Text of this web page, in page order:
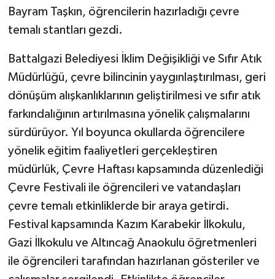
Bayram Taşkın, öğrencilerin hazırladığı çevre
temalı stantları gezdi.
Battalgazi Belediyesi İklim Değişikliği ve Sıfır Atık
Müdürlüğü, çevre bilincinin yaygınlaştırılması, geri
dönüşüm alışkanlıklarının geliştirilmesi ve sıfır atık
farkındalığının artırılmasına yönelik çalışmalarını
sürdürüyor. Yıl boyunca okullarda öğrencilere
yönelik eğitim faaliyetleri gerçekleştiren
müdürlük, Çevre Haftası kapsamında düzenlediği
Çevre Festivali ile öğrencileri ve vatandaşları
çevre temalı etkinliklerde bir araya getirdi.
Festival kapsamında Kazım Karabekir İlkokulu,
Gazi İlkokulu ve Altıncağ Anaokulu öğretmenleri
ile öğrencileri tarafından hazırlanan gösteriler ve
İNSAN
Jandarma
Kadın
KÜLTÜR SANAT
MAGAZİN
Otomobil
POLİTİKA
Sağlık